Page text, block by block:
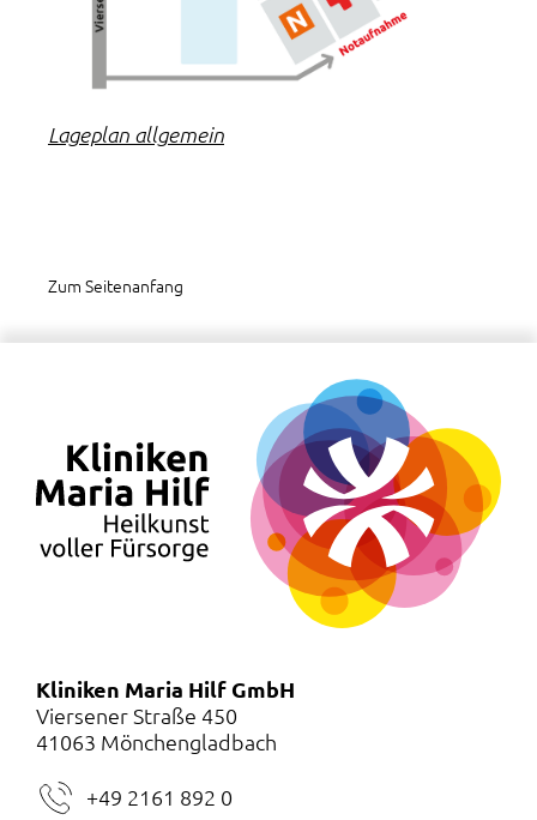
Lageplan allgemein
Zum Seitenanfang
Kliniken Maria Hilf GmbH
Viersener Straße 450
41063 Mönchengladbach
+49 2161 892 0